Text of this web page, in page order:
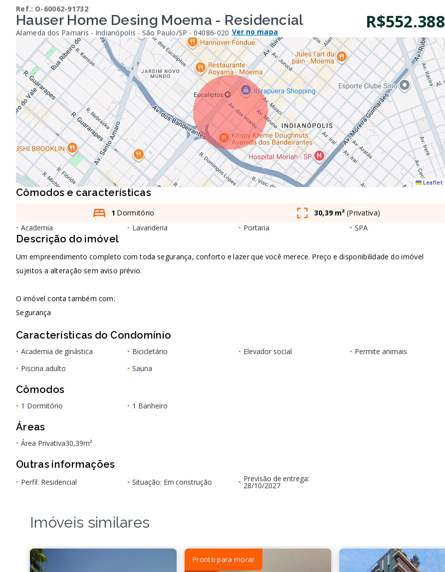
Ref.: O-60062-91732
Hauser Home Desing Moema - Residencial
Alameda dos Pamaris - Indianópolis - São Paulo/SP - 04086-020 Ver no mapa R$552.388
Leaflet
Cômodos e características
1 Dormitório 30,39 m² (Privativa)
• Academia • Lavanderia • Portaria • SPA
Descrição do imóvel
Um empreendimento completo com toda segurança, conforto e lazer que você merece. Preço e disponibilidade do imóvel
sujeitos a alteração sem aviso prévio.
O imóvel conta também com:
Segurança
Características do Condomínio
• Academia de ginástica • Bicicletário • Elevador social • Permite animais
• Piscina adulto • Sauna
Cômodos
• 1 Dormitório • 1 Banheiro
Áreas
• Área Privativa30,39m²
Outras informações
• Perfil: Residencial • Situação: Em construção • Previsão de entrega:
28/10/2027
Imóveis similares
Pronto para morar